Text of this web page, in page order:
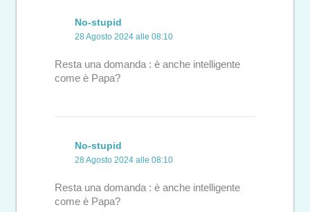
No-stupid
28 Agosto 2024 alle 08:10
Resta una domanda : è anche intelligente
come è Papa?
No-stupid
28 Agosto 2024 alle 08:10
Resta una domanda : è anche intelligente
come è Papa?